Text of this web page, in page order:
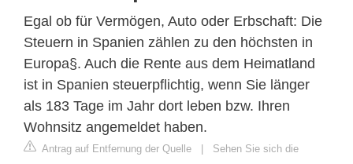
Egal ob für Vermögen, Auto oder Erbschaft: Die
Steuern in Spanien zählen zu den höchsten in
Europa§. Auch die Rente aus dem Heimatland
ist in Spanien steuerpflichtig, wenn Sie länger
als 183 Tage im Jahr dort leben bzw. Ihren
Wohnsitz angemeldet haben.
Antrag auf Entfernung der Quelle | Sehen Sie sich die